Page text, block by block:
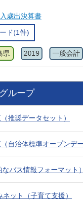
歳出決算書
ド(1件)
県 2019 一般会計
ループ
推奨データセット）
自治体標準オープンデー
バス情報フォーマット）
ット（子育て支援）